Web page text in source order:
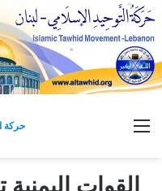
حركة القائمة